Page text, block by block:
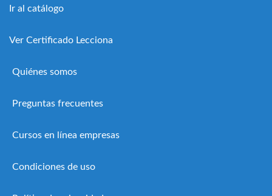
Ir al catálogo
Ver Certificado Lecciona
Quiénes somos
Preguntas frecuentes
Cursos en línea empresas
Condiciones de uso